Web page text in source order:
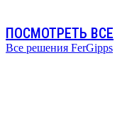
ПОСМОТРЕТЬ ВСЕ
Все решения FerGipps